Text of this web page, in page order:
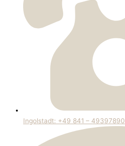
Ingolstadt: +49 841 – 49397890